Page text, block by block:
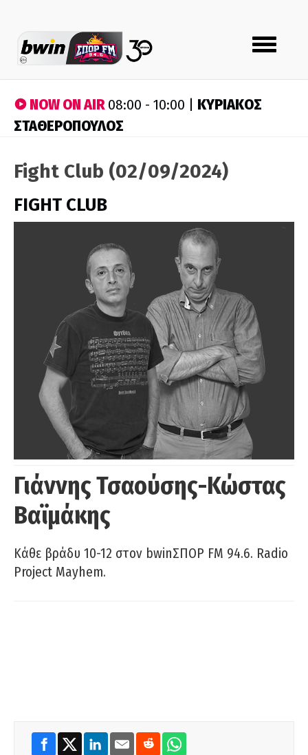
Toggle
navigation
NOW ON AIR08:00 - 10:00 | ΚΥΡΙΑΚΟΣ
ΣΤΑΘΕΡΟΠΟΥΛΟΣ
Fight Club (02/09/2024)
FIGHT CLUB
Γιάννης Τσαούσης-Κώστας
Βαϊμάκης
Κάθε βράδυ 10-12 στον bwinΣΠΟΡ FM 94.6. Radio
Project Mayhem.